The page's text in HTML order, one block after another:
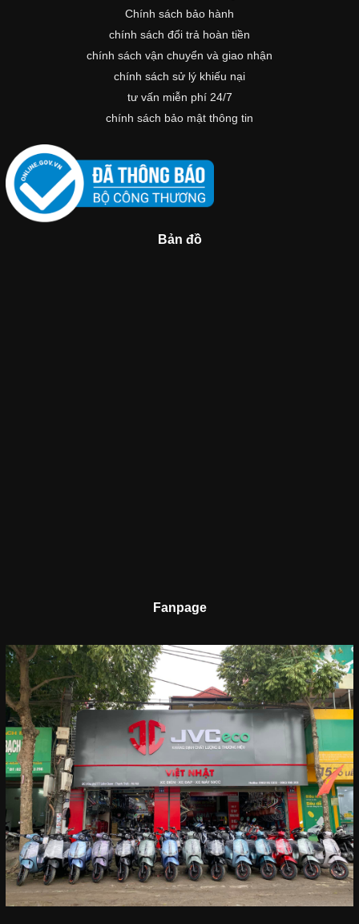
Chính sách bảo hành
chính sách đổi trả hoàn tiền
chính sách vận chuyển và giao nhận
chính sách sử lý khiếu nại
tư vấn miễn phí 24/7
chính sách bảo mật thông tin
Bản đồ
Fanpage